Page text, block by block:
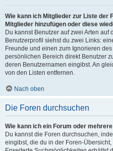
Wie kann ich Mitglieder zur Liste der
Mitglieder hinzufügen oder diese
Du kannst Benutzer auf zwei Arten auf
Benutzerprofil siehst du zwei Links:
Freunde und einen zum Ignorieren
persönlichen Bereich direkt Benutzer
deren Benutzernamen eingibst. An
von den Listen entfernen.
Nach oben
Die Foren durchsuchen
Wie kann ich ein Forum oder
Du kannst die Foren durchsuchen,
eingibst, die du in der Foren-